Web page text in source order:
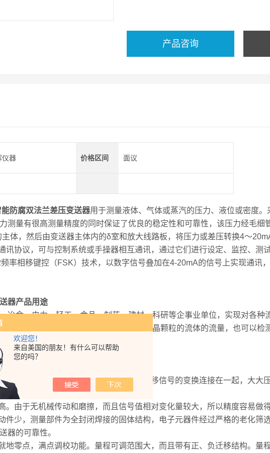
欢迎您！
来自美国的朋友！有什么可以帮助
您的吗？
产品咨询
仪器 价格区间 面议
能防腐双法兰差压变送器用于测量液体、气体或蒸汽的压力、液位或密度
测量有很高测量精度的同时保证了优良的稳定性和可靠性，该压力经毛细
体，然后由变送器主体内的δ室和放大线路板，将压力或差压转换4～
协议，可与控制系统或手操器相互通讯，通过它们进行设定、监控、测
率相移键控（FSK）技术，以数字信号叠加在4-20mA的信号上实现通讯
器产品用途
冶金、电力、轻工、食品、制药、建材、科研等企事业单位，实现对各种
体和蒸汽，以及粘性、沉淀性或易产生结晶颗粒的流体的流量，也可以检
或受压容器内液体的液位。
器
它零部件少，结构简单，而且差压、位移信号的变换连接在一起，大大
由于无机械传动和磨擦，而且信号值相对变化量较大，所以精度容易做得
少，测量部件为全封闭焊接的固体结构，电子元器件经过严格的老化筛
器的可靠性。
零点，满点调校功能。量程可调范围大，而且带有正、负迁移结构。量